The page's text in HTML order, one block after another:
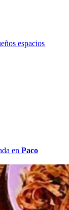
espacios
en Paco